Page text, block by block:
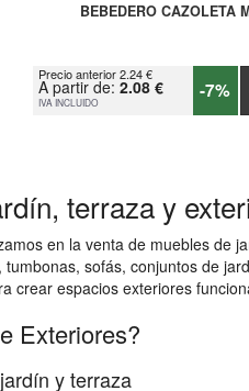
BEBEDERO CAZOLETA
Precio anterior 2.24 €
A partir de: 2.08 €
IVA INCLUIDO -7%
terraza y
en la venta de muebles de
sofás, conjuntos de
crear espacios exteriores
Exteriores?
y terraza